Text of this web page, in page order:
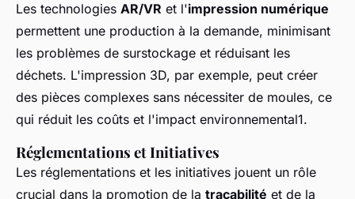
Les technologies AR/VR et l'impression numérique
permettent une production à la demande, minimisant
les problèmes de surstockage et réduisant les
déchets. L'impression 3D, par exemple, peut créer
des pièces complexes sans nécessiter de moules, ce
qui réduit les coûts et l'impact environnemental1.
Réglementations et Initiatives
Les réglementations et les initiatives jouent un rôle
crucial dans la promotion de la traçabilité et de la